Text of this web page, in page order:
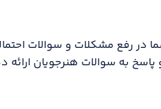
در رفع مشکلات و سوالات
به سوالات هنرجویان ارائه